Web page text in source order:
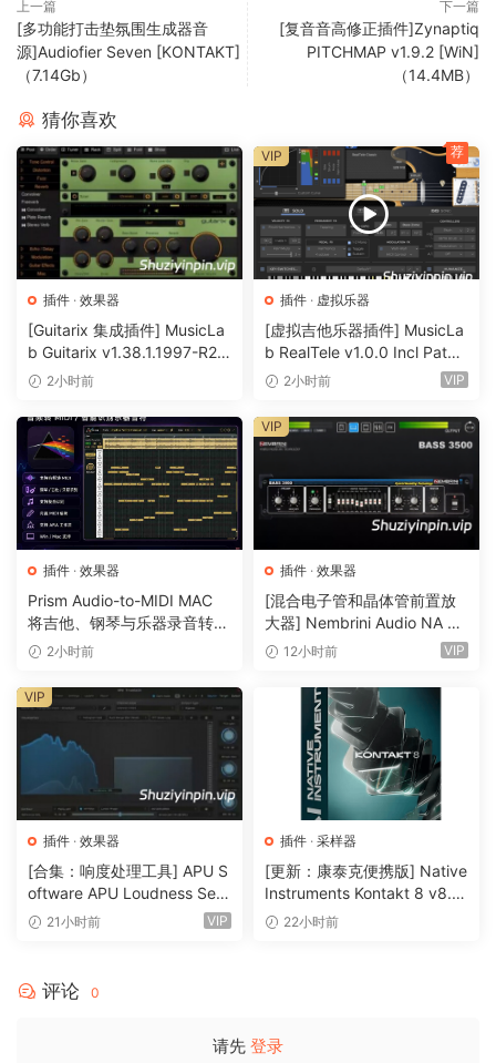
Bring COLOR to Your Sound
Conform audio to your song’s key/scale, colorize your
basses and synths, and turn atonal elements into
gloriously resonant harmonic textures with unprecedented
ease, quality and fun. Designed in collaboration with music
production prodigy Au5, PITCHMAP::COLORS fuses our
popular pitch-mapping tech with additional transformation
features and a user interface stream-lined for creative
sound design and real-time performance. Bring COLOR to
your sound now!
COLORIZE THAT SOUND
Like its popular sibling PITCHMAP, PITCHMAP::COLORS
and easily. However, it does so with a distinctly electronic
flavor, geared for sound design. Switch between the
somewhat natural sounding SICK, the gloriously resonant
NSANE, and the mesmerisingly electric WTF* modes with
a single click!
MAP THOSE PITCHES
PITCHMAP::COLORS works by separating the input audio
into separate sounds based on their pitch, then shifting
set up easily using the UI keyboard or a MIDI keyboard –
just play the chords you want to shape the tonality of your
audio. Turn major into minor, A minor 7 to F# Major, or
wobble bass and noise into harmonic content…it’s like
magic!
TWEAK THAT SOUND
PITCHMAP::COLORS goes way beyond just pitch-mapping
your audio. On top of switching the pitch-mapping
processing and transient bypass functionality, as well as
上一篇
[多功能打击垫氛围生成器音
源]Audiofier Seven [KONTAKT]
（7.14Gb）
下一篇
[复音音高修正插件]Zynaptiq
PITCHMAP v1.9.2 [WiN]
（14.4MB）
猜你喜欢
插件 · 效果器
[Guitarix 集成插件] MusicLa
b Guitarix v1.38.1.1997-R2R
[WiN]（7.5MB）
2小时前
插件 · 虚拟乐器
[虚拟吉他乐器插件] MusicLa
b RealTele v1.0.0 Incl Patch
ed and Keygen-R2R [WiN]
2小时前 VIP
VIP 荐
插件 · 效果器
Prism Audio-to-MIDI MAC
将吉他、钢琴与乐器录音转换
为可编辑 MIDI
2小时前
插件 · 效果器
[混合电子管和晶体管前置放
大器] Nembrini Audio NA Ba
ss 3500 v1.0.0 Incl Keygen-
12小时前 VIP
VIP
插件 · 效果器
[合集：响度处理工具] APU S
oftware APU Loudness Seri
es v5.7.0 Incl Keygen-R2R
21小时前 VIP
VIP
插件 · 采样器
[更新：康泰克便携版] Native
Instruments Kontakt 8 v8.1
2.1 PORTABLE-vkDanilov
22小时前
评论 0
请先 登录